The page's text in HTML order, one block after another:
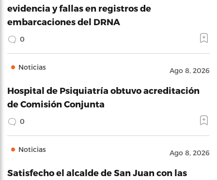
evidencia y fallas en registros de
embarcaciones del DRNA
0
Noticias Ago 8, 2026
Hospital de Psiquiatría obtuvo acreditación
de Comisión Conjunta
0
Noticias Ago 8, 2026
Satisfecho el alcalde de San Juan con las